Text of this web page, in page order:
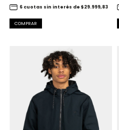
6 cuotas sin interés de $29.999,83
COMPRAR